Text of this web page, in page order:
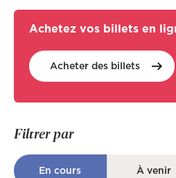
Achetez vos billets en
Acheter des billets
Filtrer par
En cours À venir